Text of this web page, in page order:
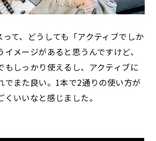
って、どうしても「アクティブでしか
メージがあると思うんですけど、
もしっかり使えるし、アクティブに
でまた良い。1本で2通りの使い方が
いいなと感じました。